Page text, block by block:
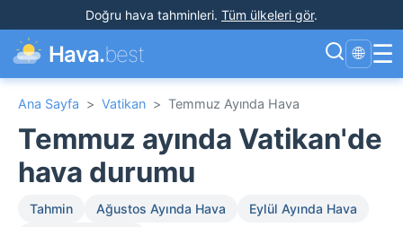
Doğru hava tahminleri. Tüm ülkeleri gör.
Hava.best 🌐 ☰
Ana Sayfa > Vatikan > Temmuz Ayında Hava
Temmuz ayında Vatikan'de
hava durumu
Tahmin Ağustos Ayında Hava
Eylül Ayında Hava